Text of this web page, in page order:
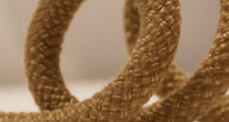
Par 100 m, 6 mm Par 100 m, 36 mm